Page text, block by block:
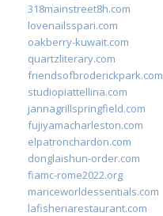
318mainstreet8h.com
lovenailsspari.com
oakberry-kuwait.com
quartzliterary.com
friendsofbroderickpark.com
studiopiattellina.com
jannagrillspringfield.com
fujiyamacharleston.com
elpatronchardon.com
donglaishun-order.com
fiamc-rome2022.org
mariceworldessentials.com
lafisheriarestaurant.com